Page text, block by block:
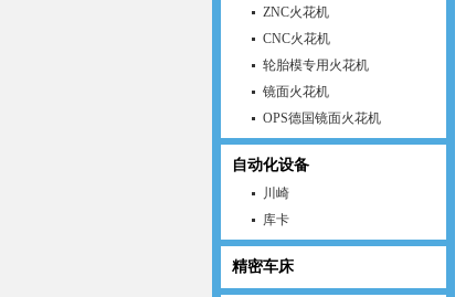
ZNC火花机
CNC火花机
轮胎模专用火花机
镜面火花机
OPS德国镜面火花机
自动化设备
川崎
库卡
精密车床